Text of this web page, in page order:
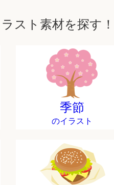
スト素材を探す！
季節
のイラスト